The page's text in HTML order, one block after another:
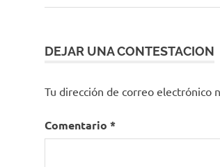
entradas
DEJAR UNA CONTESTACION
Tu dirección de correo electrónico
Comentario *